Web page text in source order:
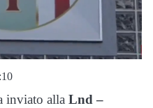
inviato alla Lnd –